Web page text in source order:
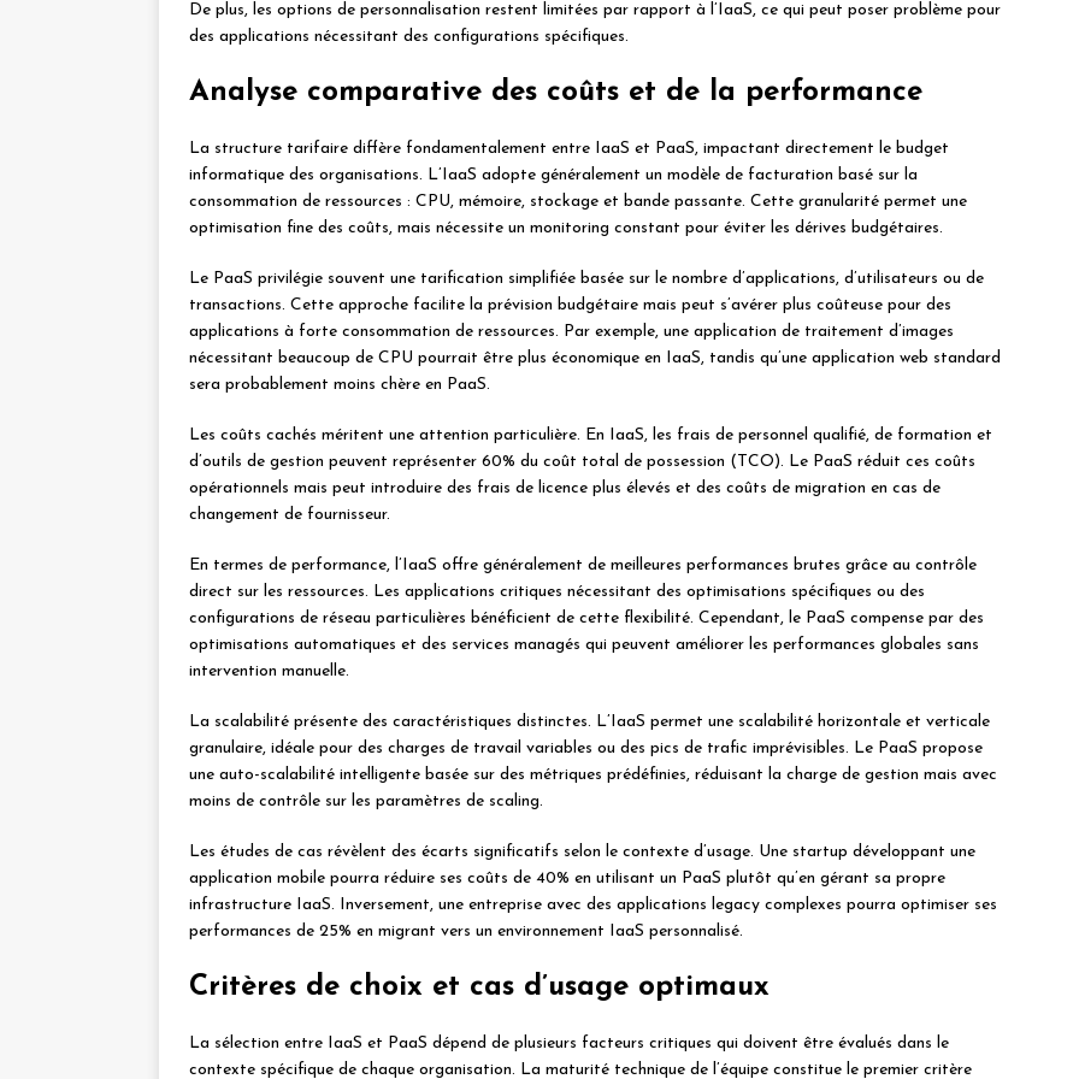
De plus, les options de personnalisation restent limitées par rapport à l’IaaS, ce qui peut poser problème pour
des applications nécessitant des configurations spécifiques.
Analyse comparative des coûts et de la performance
La structure tarifaire diffère fondamentalement entre IaaS et PaaS, impactant directement le budget
informatique des organisations. L’IaaS adopte généralement un modèle de facturation basé sur la
consommation de ressources : CPU, mémoire, stockage et bande passante. Cette granularité permet une
optimisation fine des coûts, mais nécessite un monitoring constant pour éviter les dérives budgétaires.
Le PaaS privilégie souvent une tarification simplifiée basée sur le nombre d’applications, d’utilisateurs ou de
transactions. Cette approche facilite la prévision budgétaire mais peut s’avérer plus coûteuse pour des
applications à forte consommation de ressources. Par exemple, une application de traitement d’images
nécessitant beaucoup de CPU pourrait être plus économique en IaaS, tandis qu’une application web standard
sera probablement moins chère en PaaS.
Les coûts cachés méritent une attention particulière. En IaaS, les frais de personnel qualifié, de formation et
d’outils de gestion peuvent représenter 60% du coût total de possession (TCO). Le PaaS réduit ces coûts
opérationnels mais peut introduire des frais de licence plus élevés et des coûts de migration en cas de
changement de fournisseur.
En termes de performance, l’IaaS offre généralement de meilleures performances brutes grâce au contrôle
direct sur les ressources. Les applications critiques nécessitant des optimisations spécifiques ou des
configurations de réseau particulières bénéficient de cette flexibilité. Cependant, le PaaS compense par des
optimisations automatiques et des services managés qui peuvent améliorer les performances globales sans
intervention manuelle.
La scalabilité présente des caractéristiques distinctes. L’IaaS permet une scalabilité horizontale et verticale
granulaire, idéale pour des charges de travail variables ou des pics de trafic imprévisibles. Le PaaS propose
une auto-scalabilité intelligente basée sur des métriques prédéfinies, réduisant la charge de gestion mais avec
moins de contrôle sur les paramètres de scaling.
Les études de cas révèlent des écarts significatifs selon le contexte d’usage. Une startup développant une
application mobile pourra réduire ses coûts de 40% en utilisant un PaaS plutôt qu’en gérant sa propre
infrastructure IaaS. Inversement, une entreprise avec des applications legacy complexes pourra optimiser ses
performances de 25% en migrant vers un environnement IaaS personnalisé.
Critères de choix et cas d’usage optimaux
La sélection entre IaaS et PaaS dépend de plusieurs facteurs critiques qui doivent être évalués dans le
contexte spécifique de chaque organisation. La maturité technique de l’équipe constitue le premier critère